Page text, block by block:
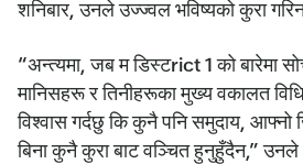
शनिबार, उनले उज्ज्वल भविष्यको कुरा
“अन्त्यमा, जब म डिस्टrict 1 को बारेमा
मानिसहरू र तिनीहरूका मुख्य वकालत
विश्वास गर्दछु कि कुनै पनि समुदाय, आफ्नो
बिना कुनै कुरा बाट वञ्चित हुनुहुँदैन,”